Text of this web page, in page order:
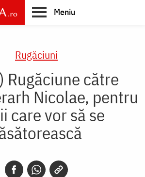
Meniu
Rugăciuni
Rugăciune către
Nicolae, pentru
care vor să se